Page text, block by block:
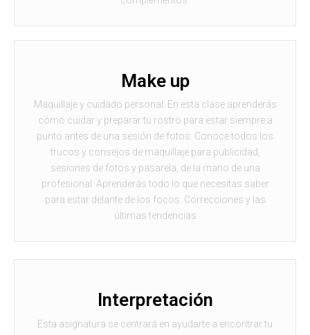
Make up
Maquillaje y cuidado personal. En esta clase aprenderás
cómo cuidar y preparar tu rostro para estar siempre a
punto antes de una sesión de fotos. Conoce todos los
trucos y consejos de maquillaje para publicidad,
sesiones de fotos y pasarela, de la mano de una
profesional. Aprenderás todo lo que necesitas saber
para estar delante de los focos. Correcciones y las
últimas tendencias
Interpretación
Esta asignatura se centrará en ayudarte a encontrar tu